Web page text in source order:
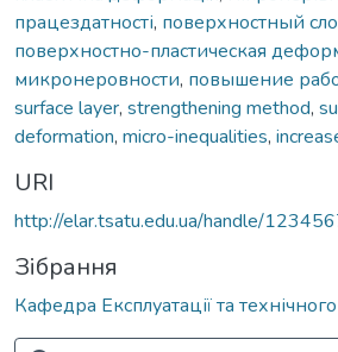
працездатності, поверхностный
поверхностно-пластическая
микронеровности, повышение
surface layer, strengthening method,
deformation, micro-inequalities,
URI
http://elar.tsatu.edu.ua/handle/
Зібрання
Кафедра Експлуатації та